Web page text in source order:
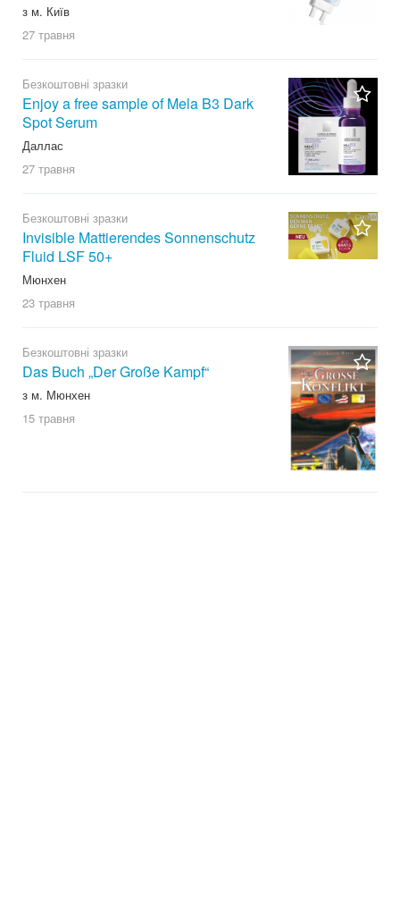
з м. Київ
27 травня
Безкоштовні зразки
Enjoy a free sample of Mela B3 Dark
Spot Serum
Даллас
27 травня
Безкоштовні зразки
Invisible Mattierendes Sonnenschutz
Fluid LSF 50+
Мюнхен
23 травня
Безкоштовні зразки
Das Buch „Der Große Kampf“
з м. Мюнхен
15 травня